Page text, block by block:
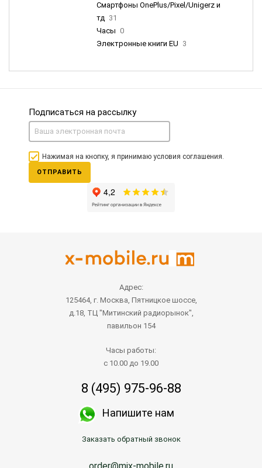
Смартфоны OnePlus/Pixel/Unigerz и
тд 31
Часы 0
Электронные книги EU 3
Подписаться на рассылку
Нажимая на кнопку, я принимаю условия соглашения.
ОТПРАВИТЬ
Адрес:
125464, г. Москва, Пятницкое шоссе,
д.18, ТЦ "Митинский радиорынок",
павильон 154
Часы работы:
с 10.00 до 19.00
8 (495) 975-96-88
Напишите нам
Заказать обратный звонок